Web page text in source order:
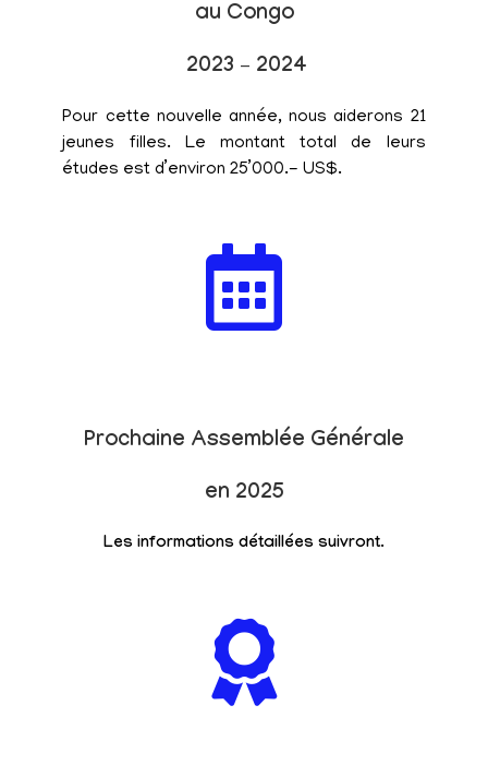
au Congo
2023 – 2024
Pour cette nouvelle année, nous aiderons 21
jeunes filles. Le montant total de leurs
études est d’environ 25’000.- US$.
Prochaine Assemblée Générale
en 2025
Les informations détaillées suivront.